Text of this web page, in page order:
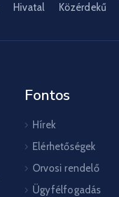
Hivatal Közérdekű
Fontos
Hírek
Elérhetőségek
Orvosi rendelő
Ügyfélfogadás